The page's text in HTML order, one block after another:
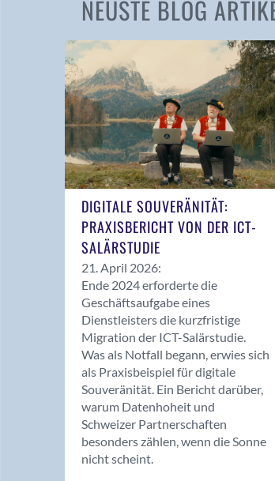
NEUSTE BLOG
DIGITALE SOUVERÄNITÄT:
PRAXISBERICHT VON DER ICT-
SALÄRSTUDIE
21. April 2026:
Ende 2024 erforderte die
Geschäftsaufgabe eines
Dienstleisters die kurzfristige
Migration der ICT-Salärstudie.
Was als Notfall begann, erwies sich
als Praxisbeispiel für digitale
Souveränität. Ein Bericht darüber,
warum Datenhoheit und
Schweizer Partnerschaften
besonders zählen, wenn die Sonne
nicht scheint.